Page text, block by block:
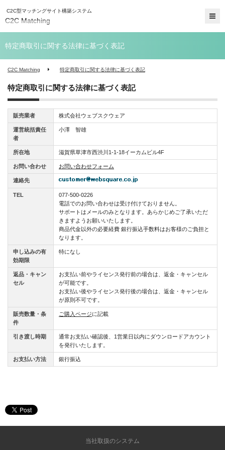
C2C型マッチングサイト構築システム
C2C Matching
特定商取引に関する法律に基づく表記
C2C Matching 特定商取引に関する法律に基づく表記
特定商取引に関する法律に基づく表記
販売業者 株式会社ウェブスクウェア
運営統括責任
者
小澤 智雄
所在地 滋賀県草津市西渋川1-1-18イーカムビル4F
お問い合わせ お問い合わせフォーム
連絡先
TEL
077-500-0226
電話でのお問い合わせは受け付けておりません。
サポートはメールのみとなります。あらかじめご了承いただ
きますようお願いいたします。
商品代金以外の必要経費 銀行振込手数料はお客様のご負担と
なります。
申し込みの有
効期限
特になし
返品・キャン
セル
お支払い前やライセンス発行前の場合は、返金・キャンセル
が可能です。
お支払い後やライセンス発行後の場合は、返金・キャンセル
が原則不可です。
販売数量・条
件
ご購入ページに記載
引き渡し時期
通常お支払い確認後、1営業日以内にダウンロードアカウント
を発行いたします。
お支払い方法 銀行振込
当社取扱のシステム